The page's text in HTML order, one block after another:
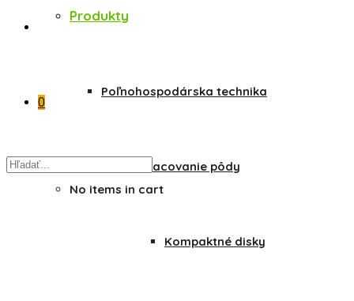
Produkty
Poľnohospodárska technika
Spracovanie pôdy
Kompaktné disky
0
No items in cart